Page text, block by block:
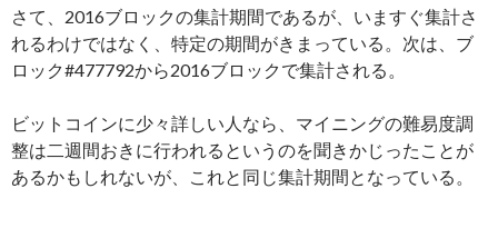
さて、2016ブロックの集計期間であるが、いますぐ集計さ
れるわけではなく、特定の期間がきまっている。次は、ブ
ロック#477792から2016ブロックで集計される。
ビットコインに少々詳しい人なら、マイニングの難易度調
整は二週間おきに行われるというのを聞きかじったことが
あるかもしれないが、これと同じ集計期間となっている。